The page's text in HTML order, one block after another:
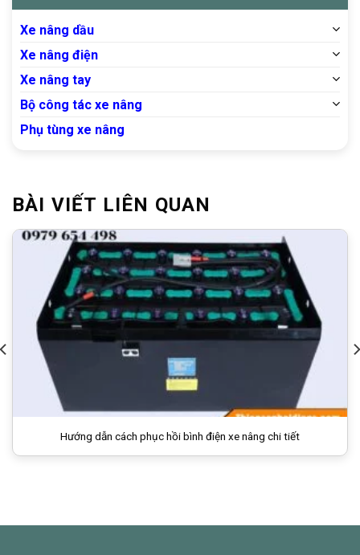
Xe nâng dầu
Xe nâng điện
Xe nâng tay
Bộ công tác xe nâng
Phụ tùng xe nâng
BÀI VIẾT LIÊN QUAN
Hướng dẫn cách phục hồi bình điện xe nâng chi tiết